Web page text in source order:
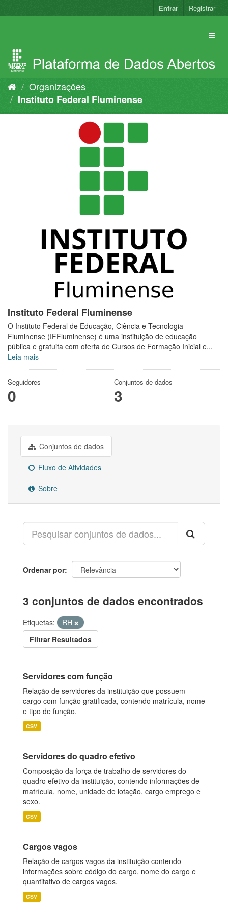
para
Entrar Registrar
Organizações
Instituto Federal Fluminense
Instituto Federal Fluminense
O Instituto Federal de Educação, Ciência e Tecnologia
Fluminense (IFFluminense) é uma instituição de educação
pública e gratuita com oferta de Cursos de Formação Inicial e...
Leia mais
Seguidores
0
Conjuntos de dados
3
Conjuntos de dados
Fluxo de Atividades
Sobre
Ordenar por
3 conjuntos de dados encontrados
Etiquetas:
RH
Filtrar Resultados
Servidores com função
Relação de servidores da instituição que possuem
cargo com função gratificada, contendo matrícula, nome
e tipo de função.
CSV
Servidores do quadro efetivo
Composição da força de trabalho de servidores do
quadro efetivo da instituição, contendo informações de
matrícula, nome, unidade de lotação, cargo emprego e
sexo.
CSV
Cargos vagos
Relação de cargos vagos da instituição contendo
informações sobre código do cargo, nome do cargo e
quantitativo de cargos vagos.
CSV